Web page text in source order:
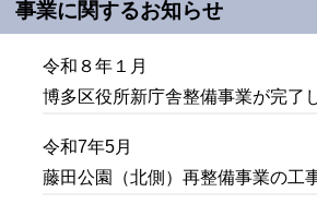
事業に関するお知らせ
令和８年１月
博多区役所新庁舎整備事業が完了
令和7年5月
藤田公園（北側）再整備事業の工